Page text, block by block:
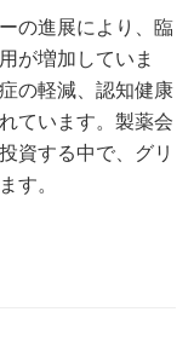
の進展により、臨
が増加していま
の軽減、認知健康
ています。製薬会
資する中で、グリ
す。